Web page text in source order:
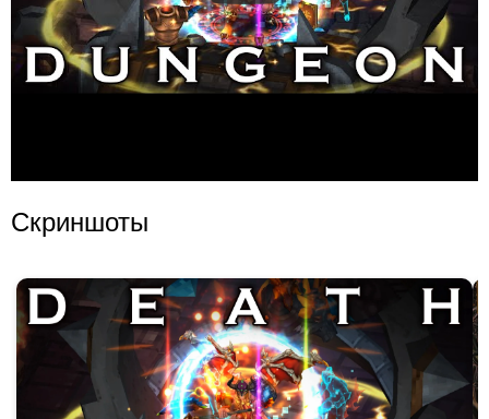
Скриншоты